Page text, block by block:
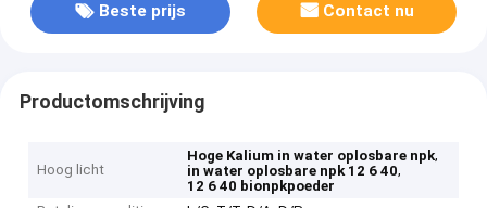
Beste prijs Contact nu
Productomschrijving
Hoog licht
Hoge Kalium in water oplosbare npk,
in water oplosbare npk 12 6 40,
12 6 40 bionpkpoeder